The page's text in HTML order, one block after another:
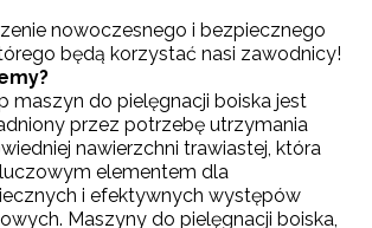
nowoczesnego i bezpiecznego
będą korzystać nasi zawodnicy!
maszyn do pielęgnacji boiska jest
przez potrzebę utrzymania
nawierzchni trawiastej, która
elementem dla
i efektywnych występów
Maszyny do pielęgnacji boiska,